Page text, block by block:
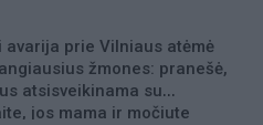
avarija prie Vilniaus atėmė
žmones: pranešė,
atsisveikinama su
jos mama ir močiute